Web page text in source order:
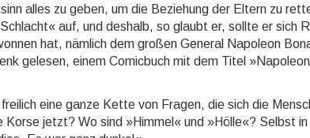
alles zu geben, um die Be­zie­hung der Eltern zu
auf, und des­halb, so glaubt er, sollte er sich
hat, nämlich dem großen Gene­ral Napo­leon
gelesen, einem Comic­buch mit dem Titel
eine ganze Kette von Fragen, die sich die
jetzt? Wo sind »Him­mel« und »Hölle«? Selbst in